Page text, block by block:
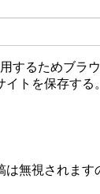
するためブラ
トを保存する。
は無視されます